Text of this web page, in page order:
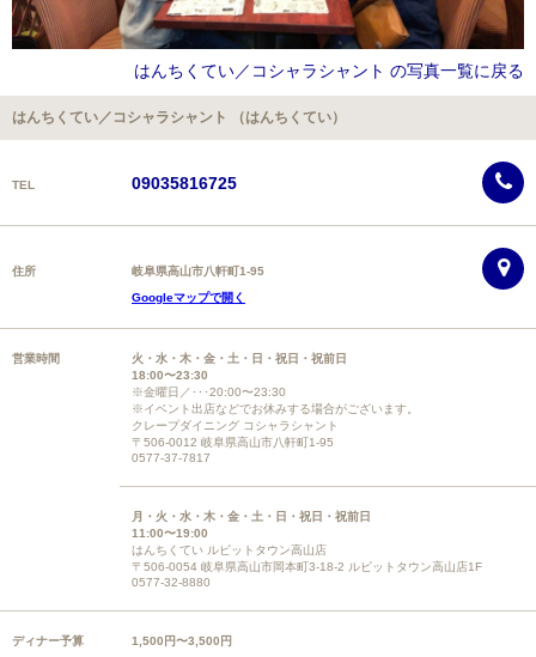
はんちくてい／コシャラシャント の写真一覧に戻る
はんちくてい／コシャラシャント （はんちくてい）
TEL 09035816725
住所
岐阜県高山市八軒町1-95
Googleマップで開く
営業時間
火・水・木・金・土・日・祝日・祝前日
18:00〜23:30
※金曜日／･･･20:00〜23:30
※イベント出店などでお休みする場合がございます。
クレープダイニング コシャラシャント
〒506-0012 岐阜県高山市八軒町1-95
0577-37-7817
月・火・水・木・金・土・日・祝日・祝前日
11:00〜19:00
はんちくてい ルビットタウン高山店
〒506-0054 岐阜県高山市岡本町3-18-2 ルビットタウン高山店1F
0577-32-8880
ディナー予算 1,500円〜3,500円